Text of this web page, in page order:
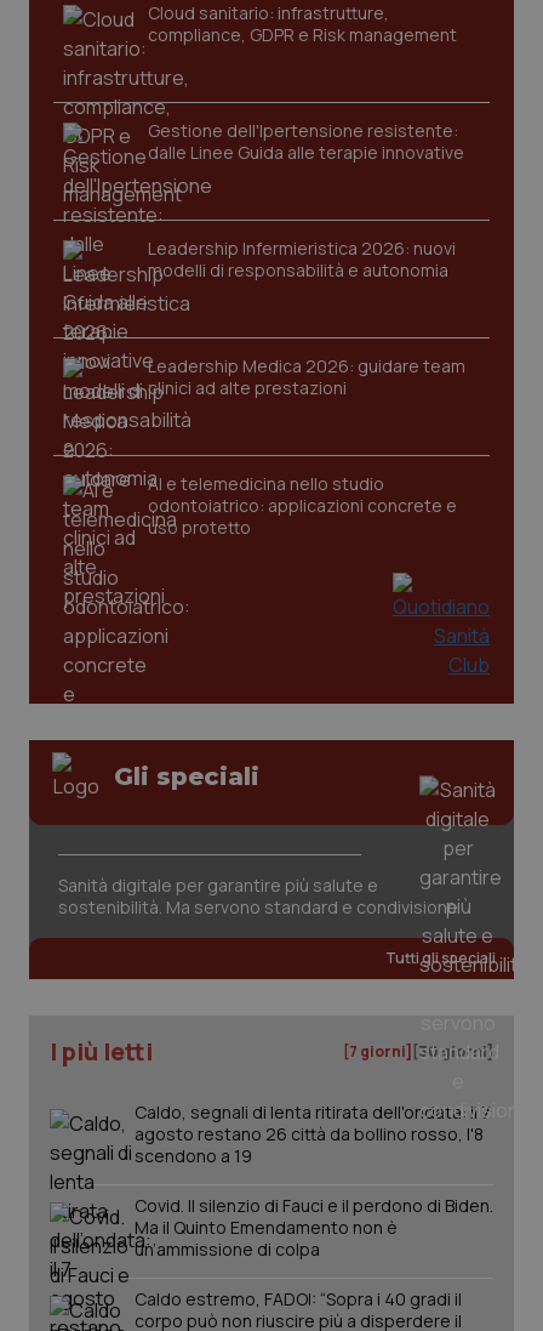
Cloud sanitario: infrastrutture,
compliance, GDPR e Risk management
Gestione dell'Ipertensione resistente:
dalle Linee Guida alle terapie innovative
Leadership Infermieristica 2026: nuovi
modelli di responsabilità e autonomia
Leadership Medica 2026: guidare team
clinici ad alte prestazioni
AI e telemedicina nello studio
odontoiatrico: applicazioni concrete e
uso protetto
Gli speciali
Sanità digitale per garantire più salute e
sostenibilità. Ma servono standard e condivisione
Tutti gli speciali
I più letti [7 giorni] [30 giorni]
Caldo, segnali di lenta ritirata dell'ondata: il 7
agosto restano 26 città da bollino rosso, l'8
scendono a 19
Covid. Il silenzio di Fauci e il perdono di Biden.
Ma il Quinto Emendamento non è
un’ammissione di colpa
Caldo estremo, FADOI: “Sopra i 40 gradi il
corpo può non riuscire più a disperdere il
tracking-sites-ironfish-
tracking-enable
www.quotidianosanita.it
tracking-sites-ironfish-
session-id
www.quotidianosanita.it
_ga
Google LLC
PHPSESSID
PHP.net
www.quotidianosanita.it